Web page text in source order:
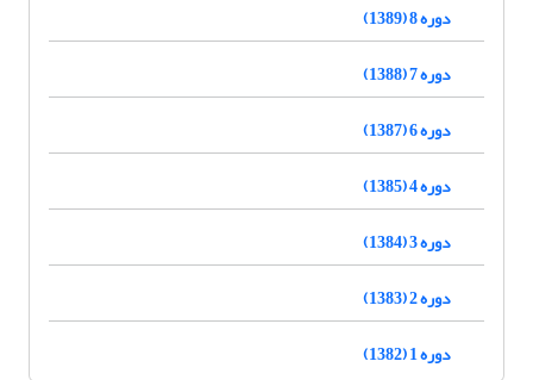
دوره 8 (1389)
دوره 7 (1388)
دوره 6 (1387)
دوره 4 (1385)
دوره 3 (1384)
دوره 2 (1383)
دوره 1 (1382)